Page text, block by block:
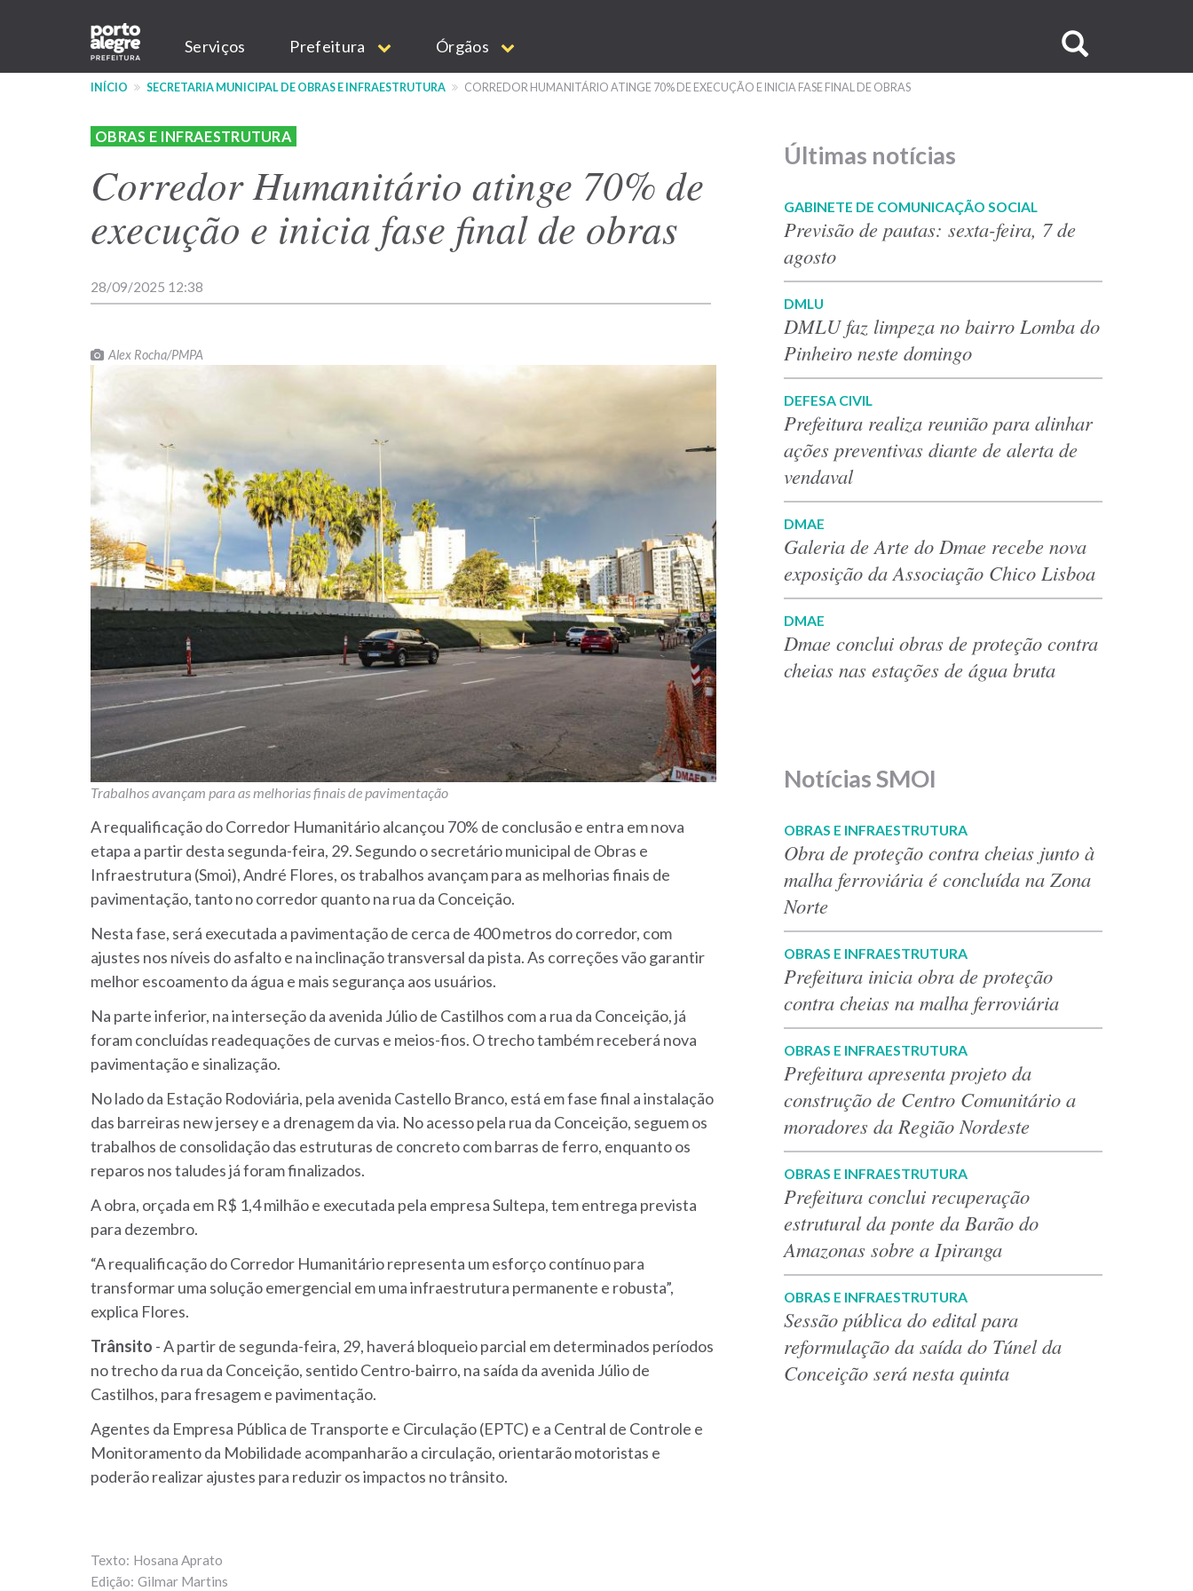
conteúdo
Main
navigation
Serviços Prefeitura Órgãos
no
INÍCIO SECRETARIA MUNICIPAL DE OBRAS E INFRAESTRUTURA CORREDOR HUMANITÁRIO ATINGE 70% DE EXECUÇÃO E INICIA FASE FINAL DE OBRAS
OBRAS E INFRAESTRUTURA
Corredor Humanitário atinge 70% de
execução e inicia fase final de obras
28/09/2025 12:38
Alex Rocha/PMPA
Trabalhos avançam para as melhorias finais de pavimentação
A requalificação do Corredor Humanitário alcançou 70% de conclusão e entra em nova
etapa a partir desta segunda-feira, 29. Segundo o secretário municipal de Obras e
Infraestrutura (Smoi), André Flores, os trabalhos avançam para as melhorias finais de
pavimentação, tanto no corredor quanto na rua da Conceição.
Nesta fase, será executada a pavimentação de cerca de 400 metros do corredor, com
ajustes nos níveis do asfalto e na inclinação transversal da pista. As correções vão garantir
melhor escoamento da água e mais segurança aos usuários.
Na parte inferior, na interseção da avenida Júlio de Castilhos com a rua da Conceição, já
foram concluídas readequações de curvas e meios-fios. O trecho também receberá nova
pavimentação e sinalização.
No lado da Estação Rodoviária, pela avenida Castello Branco, está em fase final a instalação
das barreiras new jersey e a drenagem da via. No acesso pela rua da Conceição, seguem os
trabalhos de consolidação das estruturas de concreto com barras de ferro, enquanto os
reparos nos taludes já foram finalizados.
A obra, orçada em R$ 1,4 milhão e executada pela empresa Sultepa, tem entrega prevista
para dezembro.
“A requalificação do Corredor Humanitário representa um esforço contínuo para
transformar uma solução emergencial em uma infraestrutura permanente e robusta”,
explica Flores.
Trânsito - A partir de segunda-feira, 29, haverá bloqueio parcial em determinados períodos
no trecho da rua da Conceição, sentido Centro-bairro, na saída da avenida Júlio de
Castilhos, para fresagem e pavimentação.
Agentes da Empresa Pública de Transporte e Circulação (EPTC) e a Central de Controle e
Monitoramento da Mobilidade acompanharão a circulação, orientarão motoristas e
poderão realizar ajustes para reduzir os impactos no trânsito.
Hosana Aprato
Gilmar Martins
Últimas notícias
GABINETE DE COMUNICAÇÃO SOCIAL
Previsão de pautas: sexta-feira, 7 de
agosto
DMLU
DMLU faz limpeza no bairro Lomba do
Pinheiro neste domingo
DEFESA CIVIL
Prefeitura realiza reunião para alinhar
ações preventivas diante de alerta de
vendaval
DMAE
Galeria de Arte do Dmae recebe nova
exposição da Associação Chico Lisboa
DMAE
Dmae conclui obras de proteção contra
cheias nas estações de água bruta
Notícias SMOI
OBRAS E INFRAESTRUTURA
Obra de proteção contra cheias junto à
malha ferroviária é concluída na Zona
Norte
OBRAS E INFRAESTRUTURA
Prefeitura inicia obra de proteção
contra cheias na malha ferroviária
OBRAS E INFRAESTRUTURA
Prefeitura apresenta projeto da
construção de Centro Comunitário a
moradores da Região Nordeste
OBRAS E INFRAESTRUTURA
Prefeitura conclui recuperação
estrutural da ponte da Barão do
Amazonas sobre a Ipiranga
OBRAS E INFRAESTRUTURA
Sessão pública do edital para
reformulação da saída do Túnel da
Conceição será nesta quinta